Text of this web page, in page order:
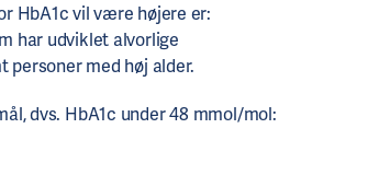
HbA1c vil være højere er:
har udviklet alvorlige
personer med høj alder.
dvs. HbA1c under 48 mmol/mol: